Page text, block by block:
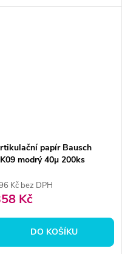
papír Bausch
modrý 40µ 200ks
Kč bez DPH
Kč
DO KOŠÍKU